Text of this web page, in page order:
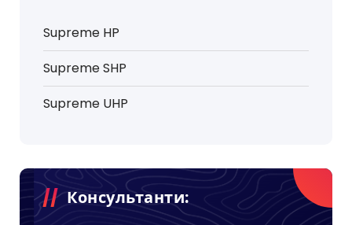
Supreme HP
Supreme SHP
Supreme UHP
Консультанти: